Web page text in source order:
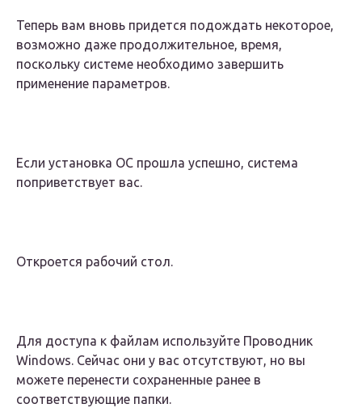
Теперь вам вновь придется подождать некоторое,
возможно даже продолжительное, время,
поскольку системе необходимо завершить
применение параметров.
Если установка ОС прошла успешно, система
поприветствует вас.
Откроется рабочий стол.
Для доступа к файлам используйте Проводник
Windows. Сейчас они у вас отсутствуют, но вы
можете перенести сохраненные ранее в
соответствующие папки.